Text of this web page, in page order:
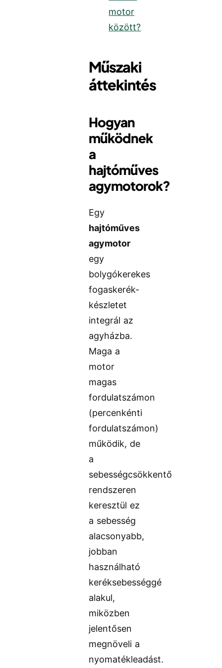
motor
között?
Műszaki
áttekintés
Hogyan
működnek
a
hajtóműves
agymotorok?
Egy
hajtóműves
agymotor
egy
bolygókerekes
fogaskerék-
készletet
integrál az
agyházba.
Maga a
motor
magas
fordulatszámon
(percenkénti
fordulatszámon)
működik, de
a
sebességcsökkentő
rendszeren
keresztül ez
a sebesség
alacsonyabb,
jobban
használható
keréksebességgé
alakul,
miközben
jelentősen
megnöveli a
nyomatékleadást.